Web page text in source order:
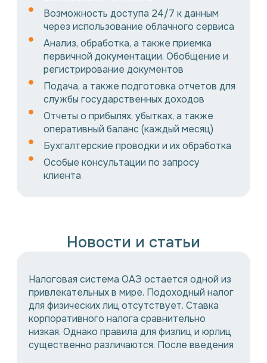
Возможность доступа 24/7 к данным
через использование облачного сервиса
Анализ, обработка, а также приемка
первичной документации. Обобщение и
регистрирование документов
Подача, а также подготовка отчетов для
службы государственных доходов
Отчеты о прибылях, убытках, а также
оперативный баланс (каждый месяц)
Бухгалтерские проводки и их обработка
Особые консультации по запросу
клиента
Новости и статьи
Налоговая система ОАЭ остается одной из
привлекательных в мире. Подоходный налог
для физических лиц отсутствует. Ставка
корпоративного налога сравнительно
низкая. Однако правила для физлиц и юрлиц
существенно различаются. После введения